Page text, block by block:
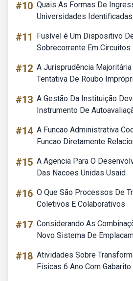
#10 Quais As Formas De
Universidades Identificadas
#11
Fusível é Um Dispositivo
Sobrecorrente Em Circuitos
#12 A Jurisprudência
Tentativa De Roubo
#13 A Gestão Da Instituição
Instrumento De
#14 A Funcao Administrativa
Funcao Diretamente
#15 A Agencia Para O
Das Nacoes Unidas Usaid
#16 O Que São Processos De
Coletivos E Colaborativos
#17 Considerando As
Novo Sistema De
#18 Atividades Sobre
Físicas 6 Ano Com Gabarito